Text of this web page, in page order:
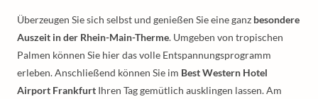
Überzeugen Sie sich selbst und genießen Sie eine ganz besondere
Auszeit in der Rhein-Main-Therme. Umgeben von tropischen
Palmen können Sie hier das volle Entspannungsprogramm
erleben. Anschließend können Sie im Best Western Hotel
Airport Frankfurt Ihren Tag gemütlich ausklingen lassen. Am